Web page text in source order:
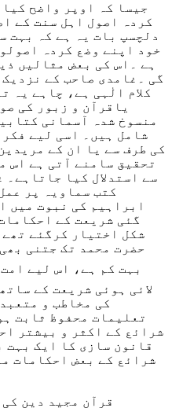
جیسا کہ اوپر واضح
کردہ اصول اہل سنت کے
دلچسپ بات یہ ہے کہ بہت
خود اپنے وضع کردہ
ہے ۔اس کی بعض مثالیں
گی ۔غامدی صاحب کے
کلام الٰہی ہے، چاہے یہ
یاقرآن و زبور کی
منسوخ شدہ آسمانی
شامل ہیں۔ اسی لیے
کی طرف سے یا ان کے
تحقیق سامنے آتی ہے اس
سے استدلال کیا جاتاہے۔
کتب سماویہ پر
ابراہیم کی نبوت میں
گئی شریعت کے
شکل اختیار کرگئے
حضرت محمد تک جتنی
بہت کم ہے، اس لیے
لائی ہوئی شریعت کے
کی مخاطب و
تعلیمات محفوظ ثابت
شرائع کے اکثر و بیشتر
قانون سازی کا ایک بہت
شرائع کے بعض احکامات